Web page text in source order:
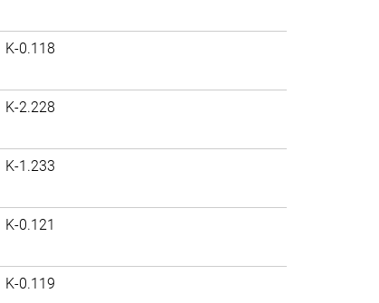
K-0.118
K-2.228
K-1.233
K-0.121
K-0.119